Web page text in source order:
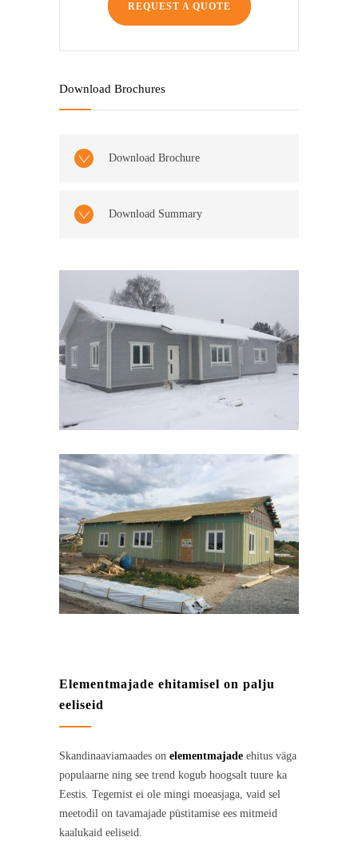
REQUEST A QUOTE
Download Brochures
Download Brochure
Download Summary
Elementmajade ehitamisel on palju
eeliseid
Skandinaaviamaades on elementmajade ehitus väga
populaarne ning see trend kogub hoogsalt tuure ka
Eestis. Tegemist ei ole mingi moeasjaga, vaid sel
meetodil on tavamajade püstitamise ees mitmeid
kaalukaid eeliseid.